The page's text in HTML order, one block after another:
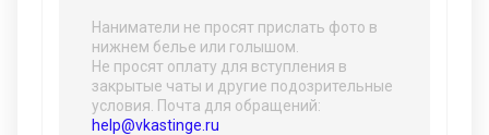
Наниматели не просят прислать фото в
нижнем белье или голышом.
Не просят оплату для вступления в
закрытые чаты и другие подозрительные
условия. Почта для обращений:
help@vkastinge.ru